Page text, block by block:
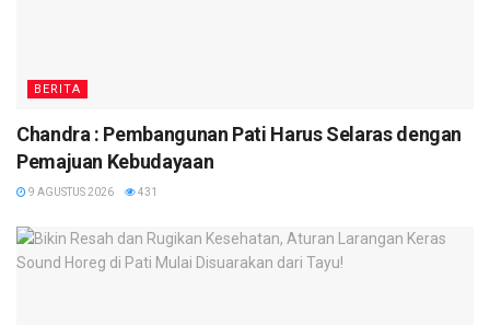
BERITA
Chandra : Pembangunan Pati Harus Selaras dengan
Pemajuan Kebudayaan
9 AGUSTUS 2026 431